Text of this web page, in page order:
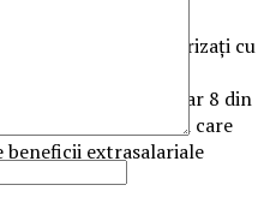
sunt familiarizați cu
prevederi europene, iar 8 din
să aplice la companii care
beneficii extrasalariale